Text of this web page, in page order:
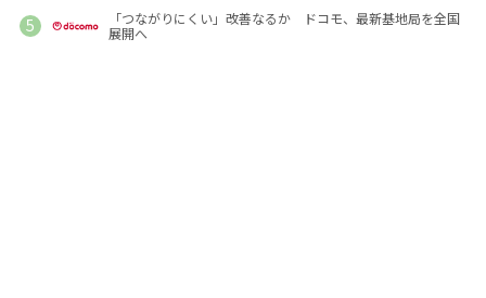
「つながりにくい」改善なるか ドコモ、最新基地局を全国
展開へ